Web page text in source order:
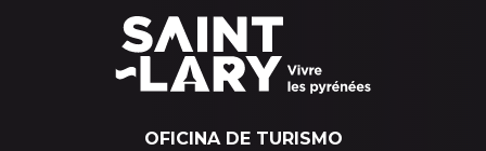
OFICINA DE TURISMO